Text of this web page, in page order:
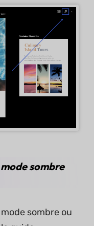
sombre
sombre ou